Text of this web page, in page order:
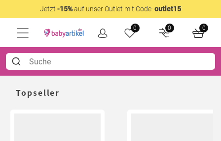
Jetzt -15%auf unser Outlet mit Code: outlet15
0 0 0
Topseller